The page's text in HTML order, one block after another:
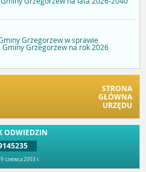
Grzegorzew w sprawie
Grzegorzew na rok 2026
STRONA
GŁÓWNA
URZĘDU
ODWIEDZIN
czerwca 2003 r.